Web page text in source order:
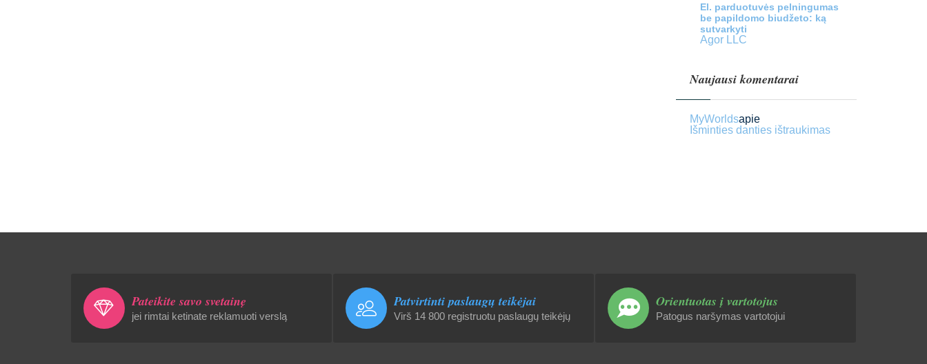
El. parduotuvės pelningumas
be papildomo biudžeto: ką
sutvarkyti
Agor LLC
Naujausi komentarai
MyWorldsapie
Išminties danties ištraukimas
Pateikite savo svetainę
jei rimtai ketinate reklamuoti verslą
Patvirtinti paslaugų teikėjai
Virš 14 800 registruotu paslaugų teikėjų
Orientuotas į vartotojus
Patogus naršymas vartotojui